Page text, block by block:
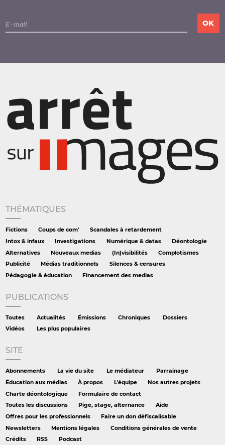
THÉMATIQUES
Fictions Coups de com'
Scandales à retardement
Intox & infaux
Investigations Numérique & datas
Déontologie
Alternatives
Nouveaux medias (In)visibilités
Complotismes
Publicité
Médias traditionnels
Silences & censures
Pédagogie & éducation
Financement des medias
PUBLICATIONS
Toutes Actualités Émissions Chroniques
Dossiers
Vidéos
Les plus populaires
SITE
Abonnements La vie du site Le médiateur
Parrainage
Éducation aux médias
À propos L'équipe
Nos autres projets
Charte déontologique
Formulaire de contact
Toutes les discussions
Pige, stage, alternance
Aide
Offres pour les professionnels
Faire un don défiscalisable
Newsletters
Mentions légales
Conditions générales de vente
Crédits
RSS Podcast